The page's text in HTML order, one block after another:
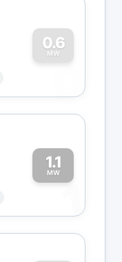
0.6
MW
0
1.1
MW
1